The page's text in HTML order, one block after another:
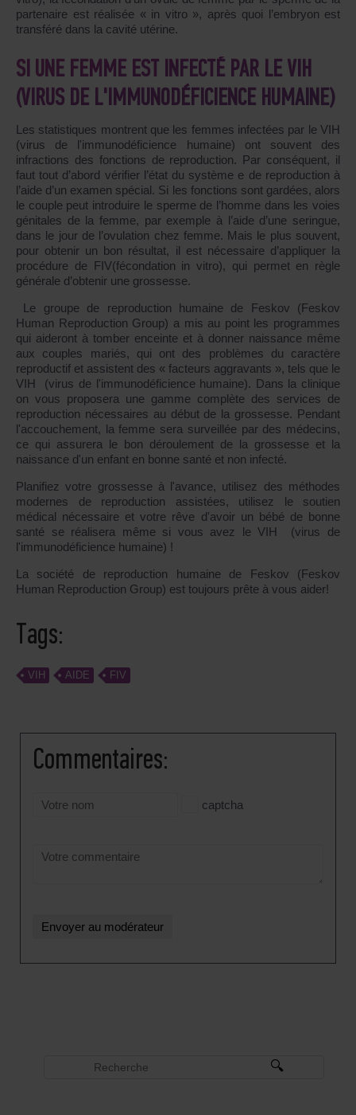
partenaire est réalisée « in vitro », après quoi l’embryon est
transféré dans la cavité utérine.
SI UNE FEMME EST INFECTÉ PAR LE VIH
(VIRUS DE L'IMMUNODÉFICIENCE HUMAINE)
Les statistiques montrent que les femmes infectées par le VIH
(virus de l'immunodéficience humaine) ont souvent des
infractions des fonctions de reproduction. Par conséquent, il
faut tout d’abord vérifier l’état du système e de reproduction à
l’aide d’un examen spécial. Si les fonctions sont gardées, alors
le couple peut introduire le sperme de l’homme dans les voies
génitales de la femme, par exemple à l’aide d’une seringue,
dans le jour de l’ovulation chez femme. Mais le plus souvent,
pour obtenir un bon résultat, il est nécessaire d’appliquer la
procédure de FIV(fécondation in vitro), qui permet en règle
générale d’obtenir une grossesse.
Le groupe de reproduction humaine de Feskov (Feskov
Human Reproduction Group) a mis au point les programmes
qui aideront à tomber enceinte et à donner naissance même
aux couples mariés, qui ont des problèmes du caractère
reproductif et assistent des « facteurs aggravants », tels que le
VIH (virus de l'immunodéficience humaine). Dans la clinique
on vous proposera une gamme complète des services de
reproduction nécessaires au début de la grossesse. Pendant
l'accouchement, la femme sera surveillée par des médecins,
ce qui assurera le bon déroulement de la grossesse et la
naissance d'un enfant en bonne santé et non infecté.
Planifiez votre grossesse à l'avance, utilisez des méthodes
modernes de reproduction assistées, utilisez le soutien
médical nécessaire et votre rêve d'avoir un bébé de bonne
santé se réalisera même si vous avez le VIH (virus de
l'immunodéficience humaine) !
La société de reproduction humaine de Feskov (Feskov
Human Reproduction Group) est toujours prête à vous aider!
Tags:
VIH AIDE FIV
Сommentaires:
captcha